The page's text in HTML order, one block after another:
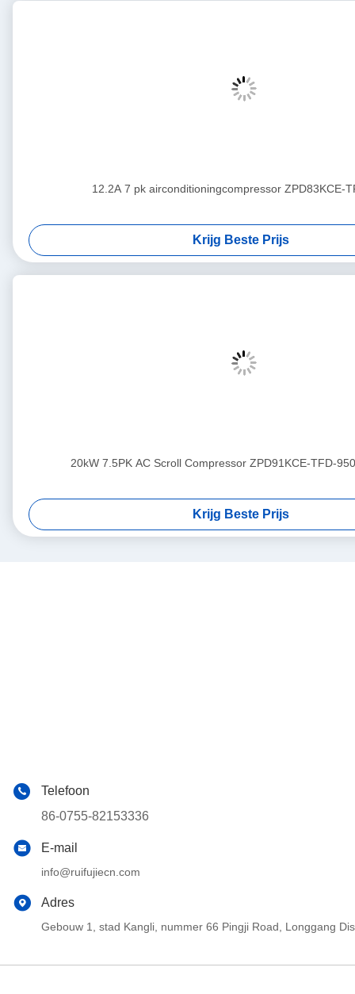
12.2A 7 pk airconditioningcompressor ZPD83KCE-
Krijg Beste Prijs
20kW 7.5PK AC Scroll Compressor ZPD91KCE-TFD-
Krijg Beste Prijs
Telefoon
86-0755-82153336
E-mail
info@ruifujiecn.com
Adres
Gebouw 1, stad Kangli, nummer 66 Pingji Road, Longgang